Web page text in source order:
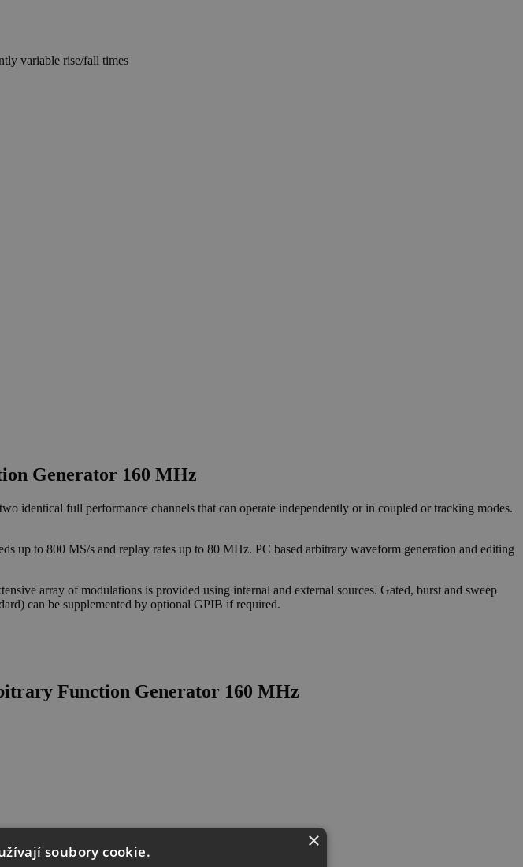
variable rise/fall times
Generator 160 MHz
identical full performance channels that can operate independently or in coupled or tracking modes.
up to 800 MS/s and replay rates up to 80 MHz. PC based arbitrary waveform generation and editing
array of modulations is provided using internal and external sources. Gated, burst and sweep
can be supplemented by optional GPIB if required.
Function Generator 160 MHz
×
soubory cookie.